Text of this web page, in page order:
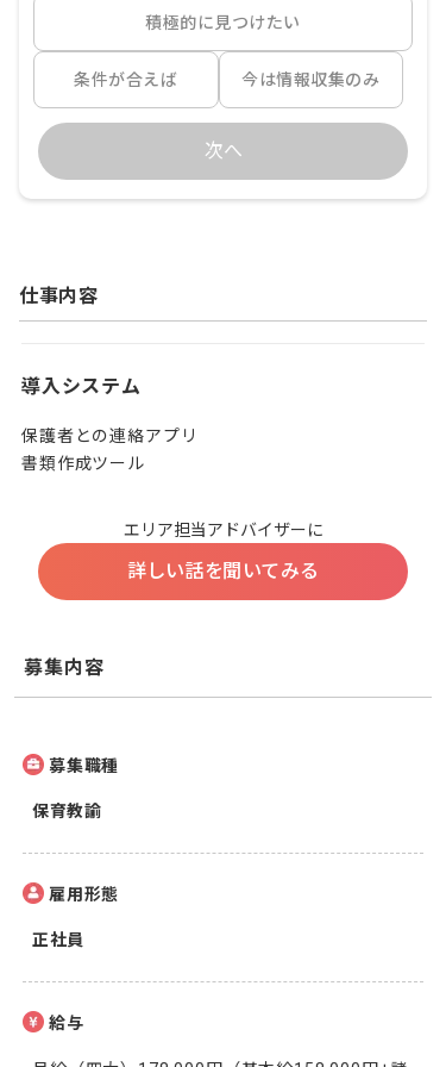
積極的に見つけたい
条件が合えば 今は情報収集のみ
次へ
仕事内容
導入システム
保護者との連絡アプリ
書類作成ツール
エリア担当アドバイザーに
詳しい話を聞いてみる
募集内容
募集職種
保育教諭
雇用形態
正社員
給与